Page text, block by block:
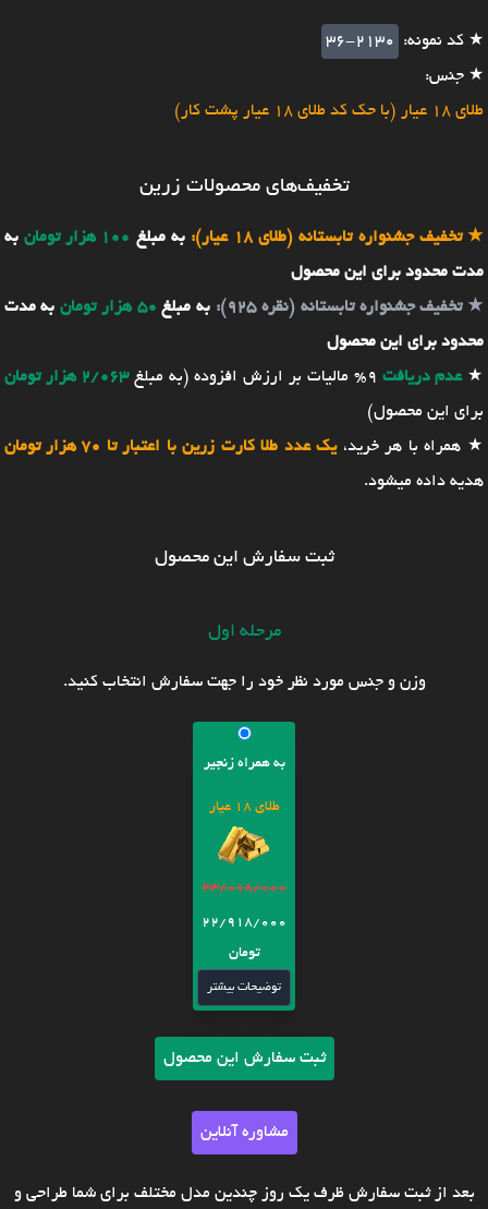
★ کد نمونه:
36-2130
★ جنس:
طلای 18 عیار (با حک کد طلای 18 عیار پشت کار)
تخفیف‌های محصولات زرین
★تخفیف جشنواره تابستانه (طلای 18 عیار): به مبلغ 100 هزار تومان
به
مدت محدود برای این محصول
★تخفیف جشنواره تابستانه (نقره 925): به مبلغ 50 هزار تومان
به مدت
محدود برای این محصول
★عدم دریافت 9% مالیات بر ارزش افزوده (به مبلغ
2/063 هزار تومان
برای این محصول)
★ همراه با هر خرید،یک عدد طلا کارت زرین با اعتبار تا 70 هزار تومان
هدیه داده میشود.
ثبت سفارش این محصول
مرحله اول
وزن و جنس مورد نظر خود را جهت سفارش انتخاب کنید.
به همراه زنجیر
طلای 18 عیار
23/018/000
22/918/000
تومان
توضیحات بیشتر
ثبت سفارش این محصول
مشاوره آنلاین
بعد از ثبت سفارش ظرف یک روز چندین مدل مختلف برای شما طراحی و